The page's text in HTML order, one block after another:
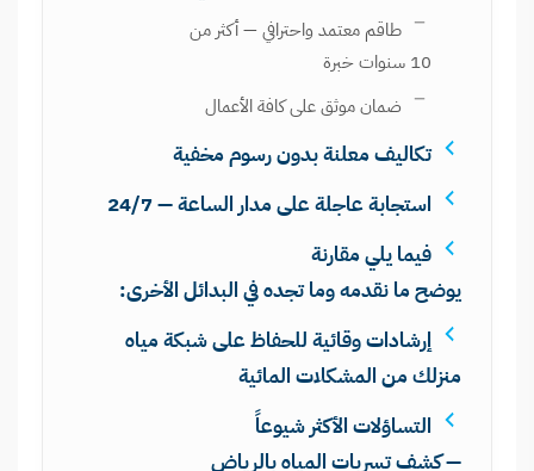
طاقم معتمد واحترافي — أكثر من
10 سنوات خبرة
ضمان موثق على كافة الأعمال
تكاليف معلنة بدون رسوم مخفية
استجابة عاجلة على مدار الساعة — 24/7
فيما يلي مقارنة
يوضح ما نقدمه وما تجده في البدائل الأخرى:
إرشادات وقائية للحفاظ على شبكة مياه
منزلك من المشكلات المائية
التساؤلات الأكثر شيوعاً
— كشف تسربات المياه بالرياض